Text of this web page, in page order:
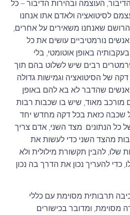
העוצמה ובהירות הדיבור – כל
לסיטואציה ולאדם אתו אנחנו
שאנחנו משאירים על אחרים,
נורמטיביים עושים את כל
באופן אוטומטי, בלי
רבים שיש לשלוט בהם תוך
של הסיטואציה וגמישות גדולה
אנשים שהדבר לא בא להם באופן
מורכב מאוד, שיש בו שכבות רבות
כל שכבה כזאת בכל דקה מחדש יחד
כל הנתונים. מצד השני, אדם צריך
מהצד השני כדי לעשות את
שלו, להבין תקשורת מילולית ולא
כדי להעריך נכון את הדרך בה נכון
תרבותית מסוימת עם כללי
מסוימת, ומדובר בכישורים